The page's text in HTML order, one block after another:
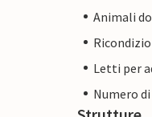
Animali
Letti per
Numero